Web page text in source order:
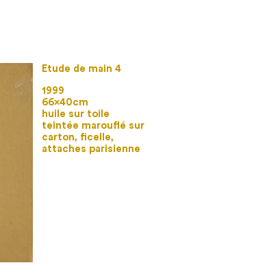
Etude de main 4
1999
66×40cm
huile sur toile
teintée marouflé sur
carton, ficelle,
attaches parisienne